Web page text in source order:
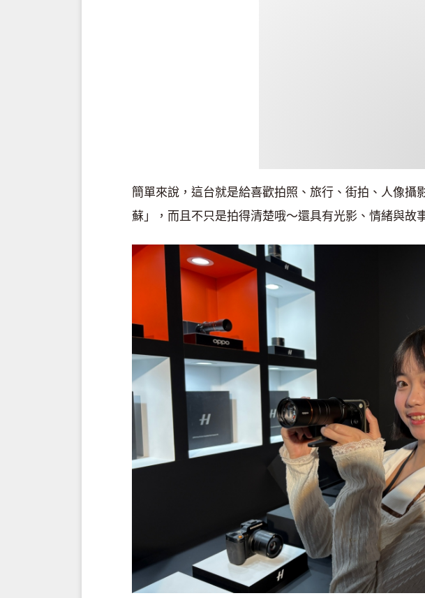
簡單來說，這台就是給喜歡拍照、旅行、街拍、人像攝
蘇」，而且不只是拍得清楚哦～還具有光影、情緒與故